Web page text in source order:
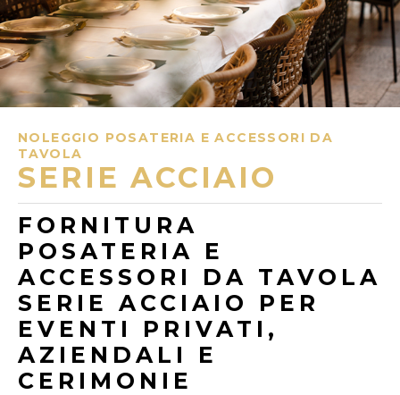
NOLEGGIO POSATERIA E ACCESSORI DA
TAVOLA
SERIE ACCIAIO
FORNITURA
POSATERIA E
ACCESSORI DA TAVOLA
SERIE ACCIAIO PER
EVENTI PRIVATI,
AZIENDALI E
CERIMONIE